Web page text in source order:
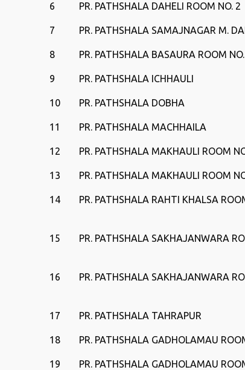
6 PR. PATHSHALA DAHELI ROOM NO. 2
7 PR. PATHSHALA SAMAJNAGAR M.
8 PR. PATHSHALA BASAURA ROOM NO.
9 PR. PATHSHALA ICHHAULI
10 PR. PATHSHALA DOBHA
11 PR. PATHSHALA MACHHAILA
12 PR. PATHSHALA MAKHAULI ROOM
13 PR. PATHSHALA MAKHAULI ROOM
14 PR. PATHSHALA RAHTI KHALSA
15 PR. PATHSHALA SAKHAJANWARA
16 PR. PATHSHALA SAKHAJANWARA
17 PR. PATHSHALA TAHRAPUR
18 PR. PATHSHALA GADHOLAMAU
19 PR. PATHSHALA GADHOLAMAU